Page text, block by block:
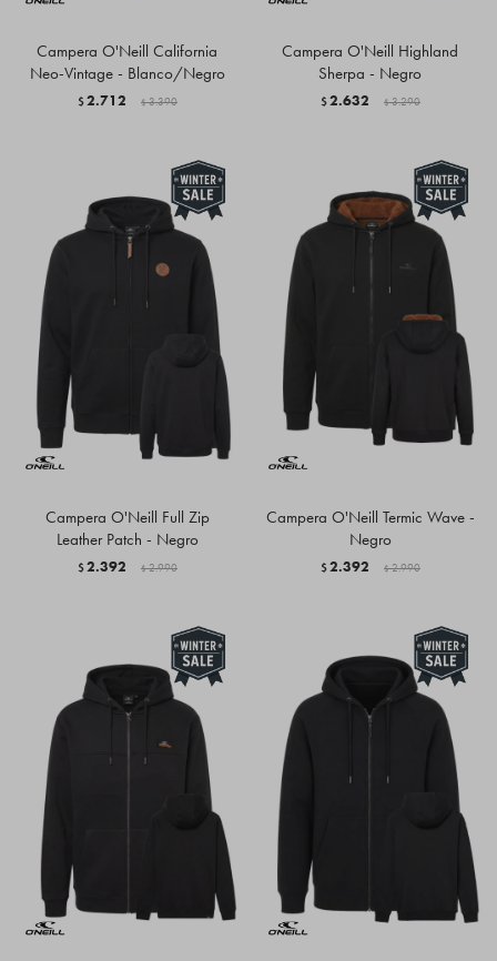
Campera O'Neill California
Neo-Vintage - Blanco/Negro
$2.712 $ 3.390
Campera O'Neill Highland
Sherpa - Negro
$2.632 $ 3.290
Campera O'Neill Full Zip
Leather Patch - Negro
$2.392 $ 2.990
Campera O'Neill Termic Wave -
Negro
$2.392 $ 2.990